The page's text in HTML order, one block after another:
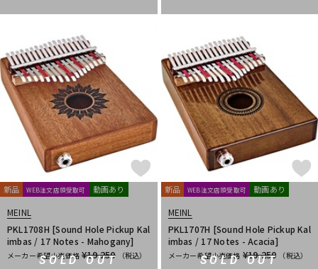
SOLD OUT
新品 WEB注文店頭受取可 動画あり
MEINL
PKL1708H [Sound Hole Pickup Kal
imbas / 17 Notes - Mahogany]
メーカー希望小売価格 ¥19,250
（税込）
SOLD OUT
新品 WEB注文店頭受取可 動画あり
MEINL
PKL1707H [Sound Hole Pickup Kal
imbas / 17 Notes - Acacia]
メーカー希望小売価格 ¥19,250
（税込）